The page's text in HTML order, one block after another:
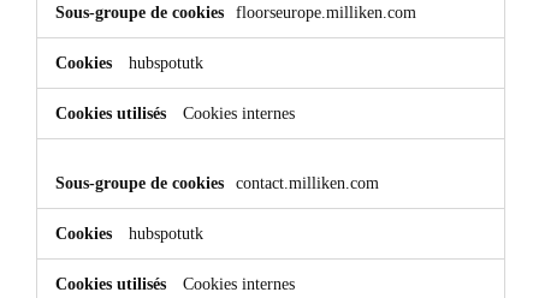
floorseurope.milliken.com
hubspotutk
Cookies internes
contact.milliken.com
hubspotutk
Cookies internes